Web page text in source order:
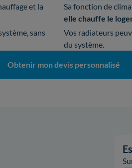
et la
sans
Sa fonction de
elle chauffe le
Vos radiateurs
du système.
Obtenir mon devis personnalisé